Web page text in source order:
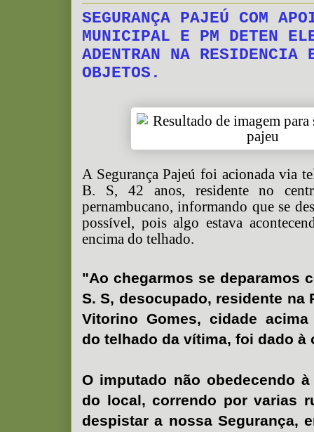
SEGURANÇA PAJEÚ COM
MUNICIPAL E PM DETEN
ADENTRAN NA RESIDENCIA
OBJETOS.
A Segurança Pajeú foi acionada via
B. S, 42 anos, residente no
pernambucano, informando que se
possível, pois algo estava
encima do telhado.
"Ao chegarmos se deparamos
S. S, desocupado, residente na
Vitorino Gomes, cidade
do telhado da vítima, foi dado à
O imputado não obedecendo
do local, correndo por varias
despistar a nossa Segurança,